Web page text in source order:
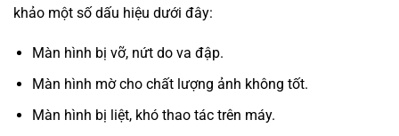
khảo một số dấu hiệu dưới đây:
Màn hình bị vỡ, nứt do va đập.
Màn hình mờ cho chất lượng ảnh không tốt.
Màn hình bị liệt, khó thao tác trên máy.